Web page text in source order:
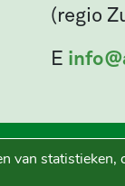
(regio
E
van